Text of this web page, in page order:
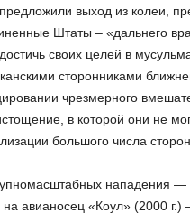
выход из колеи,
Штаты – «дальнего
своих целей в
сторонниками
чрезмерного
в которой они не
большого числа
нападения —
авианосец «Коул» (2000 г.)